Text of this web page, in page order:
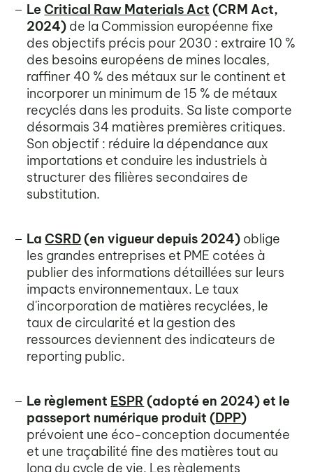
LeCritical Raw Materials Act (CRM Act,
2024) de la Commission européenne fixe
des objectifs précis pour 2030 : extraire 10 %
des besoins européens de mines locales,
raffiner 40 % des métaux sur le continent et
incorporer un minimum de 15 % de métaux
recyclés dans les produits. Sa liste comporte
désormais 34 matières premières critiques.
Son objectif : réduire la dépendance aux
importations et conduire les industriels à
structurer des filières secondaires de
substitution.
LaCSRD(en vigueur depuis 2024) oblige
les grandes entreprises et PME cotées à
publier des informations détaillées sur leurs
impacts environnementaux. Le taux
d'incorporation de matières recyclées, le
taux de circularité et la gestion des
ressources deviennent des indicateurs de
reporting public.
Le règlement ESPR (adopté en 2024) et le
passeport numérique produit (DPP)
prévoient une éco-conception documentée
et une traçabilité fine des matières tout au
long du cycle de vie. Les règlements